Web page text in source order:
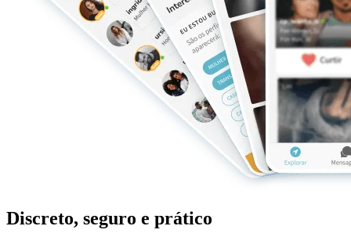
Discreto, seguro e prático